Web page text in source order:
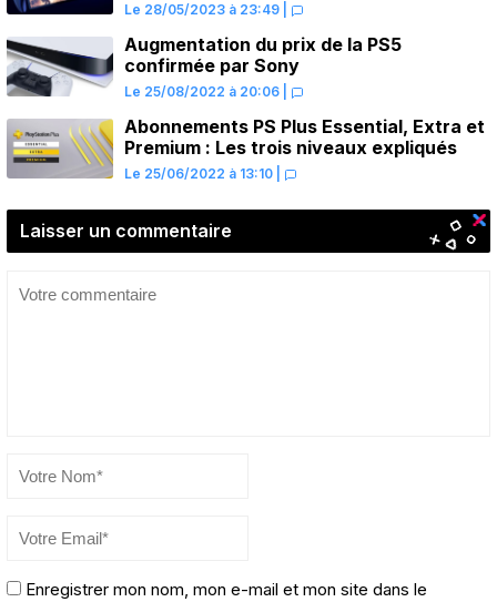
Le 28/05/2023 à 23:49
Augmentation du prix de la PS5
confirmée par Sony
Le 25/08/2022 à 20:06
Abonnements PS Plus Essential, Extra et
Premium : Les trois niveaux expliqués
Le 25/06/2022 à 13:10
Laisser un commentaire
Enregistrer mon nom, mon e-mail et mon site dans le